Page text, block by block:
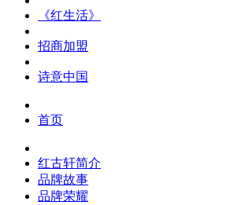
《红生活》
招商加盟
诗意中国
首页
红古轩简介
品牌故事
品牌荣耀